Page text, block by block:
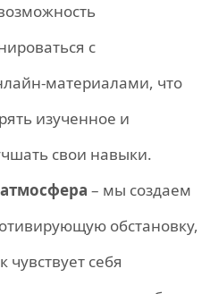
с
материалами, что
изученное и
свои навыки.
– мы создаем
обстановку,
чувствует себя